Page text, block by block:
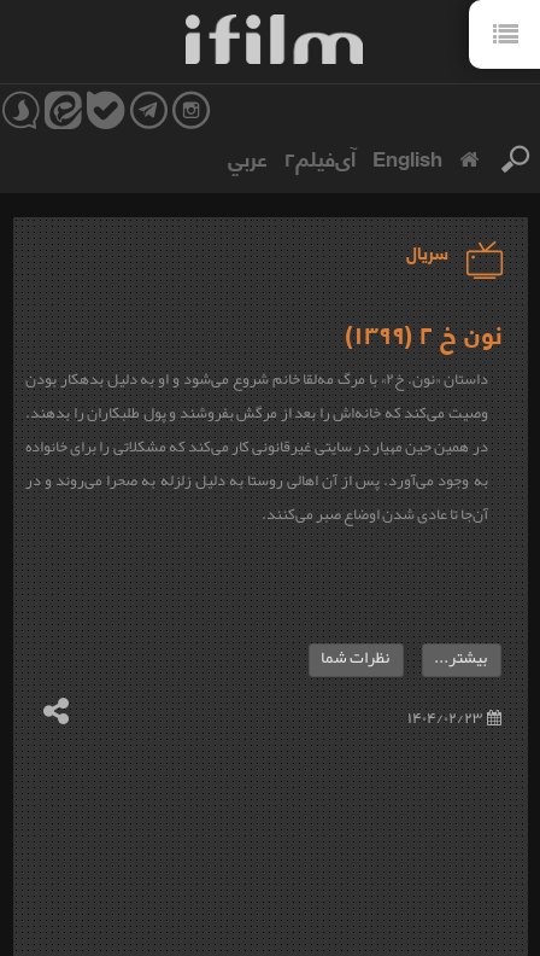
English آی‌فیلم۲ عربي
سریال
نون خ ۲ (۱۳۹۹)
داستان «نون. خ۲» با مرگ مه‌لقا خانم شروع می‌شود و او به دلیل بدهکار بودن
وصیت می‌کند که خانه‌اش را بعد از مرگش بفروشند و پول طلبکاران را بدهند.
در همین حین مهیار در سایتی غیرقانونی کار می‌کند که مشکلاتی را برای خانواده
به وجود می‌آورد. پس از آن اهالی روستا به دلیل زلزله به صحرا می‌روند و در
آن‌جا تا عادی شدن اوضاع صبر می‌کنند.
۱۴۰۴/۰۲/۲۳
بیشتر... نظرات شما